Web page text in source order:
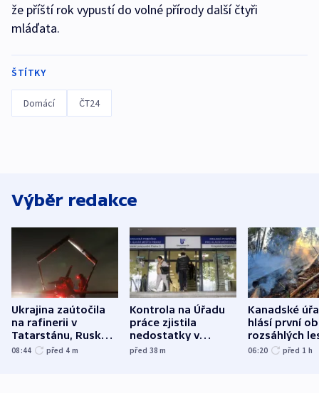
že příští rok vypustí do volné přírody další čtyři
mláďata.
ŠTÍTKY
Domácí ČT24
Výběr redakce
Ukrajina zaútočila
na rafinerii v
Tatarstánu, Rusko
udeřilo na Sumy a
08:44 před 4 m
Kontrola na Úřadu
práce zjistila
nedostatky v
účetnictví za 5,6
před 38m
Kanadské
hlásí první
rozsáhlých
požárů
06:20 před 1 h